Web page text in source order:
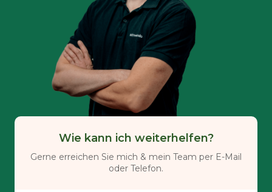
Wie kann ich weiterhelfen?
Gerne erreichen Sie mich & mein Team per E-Mail
oder Telefon.